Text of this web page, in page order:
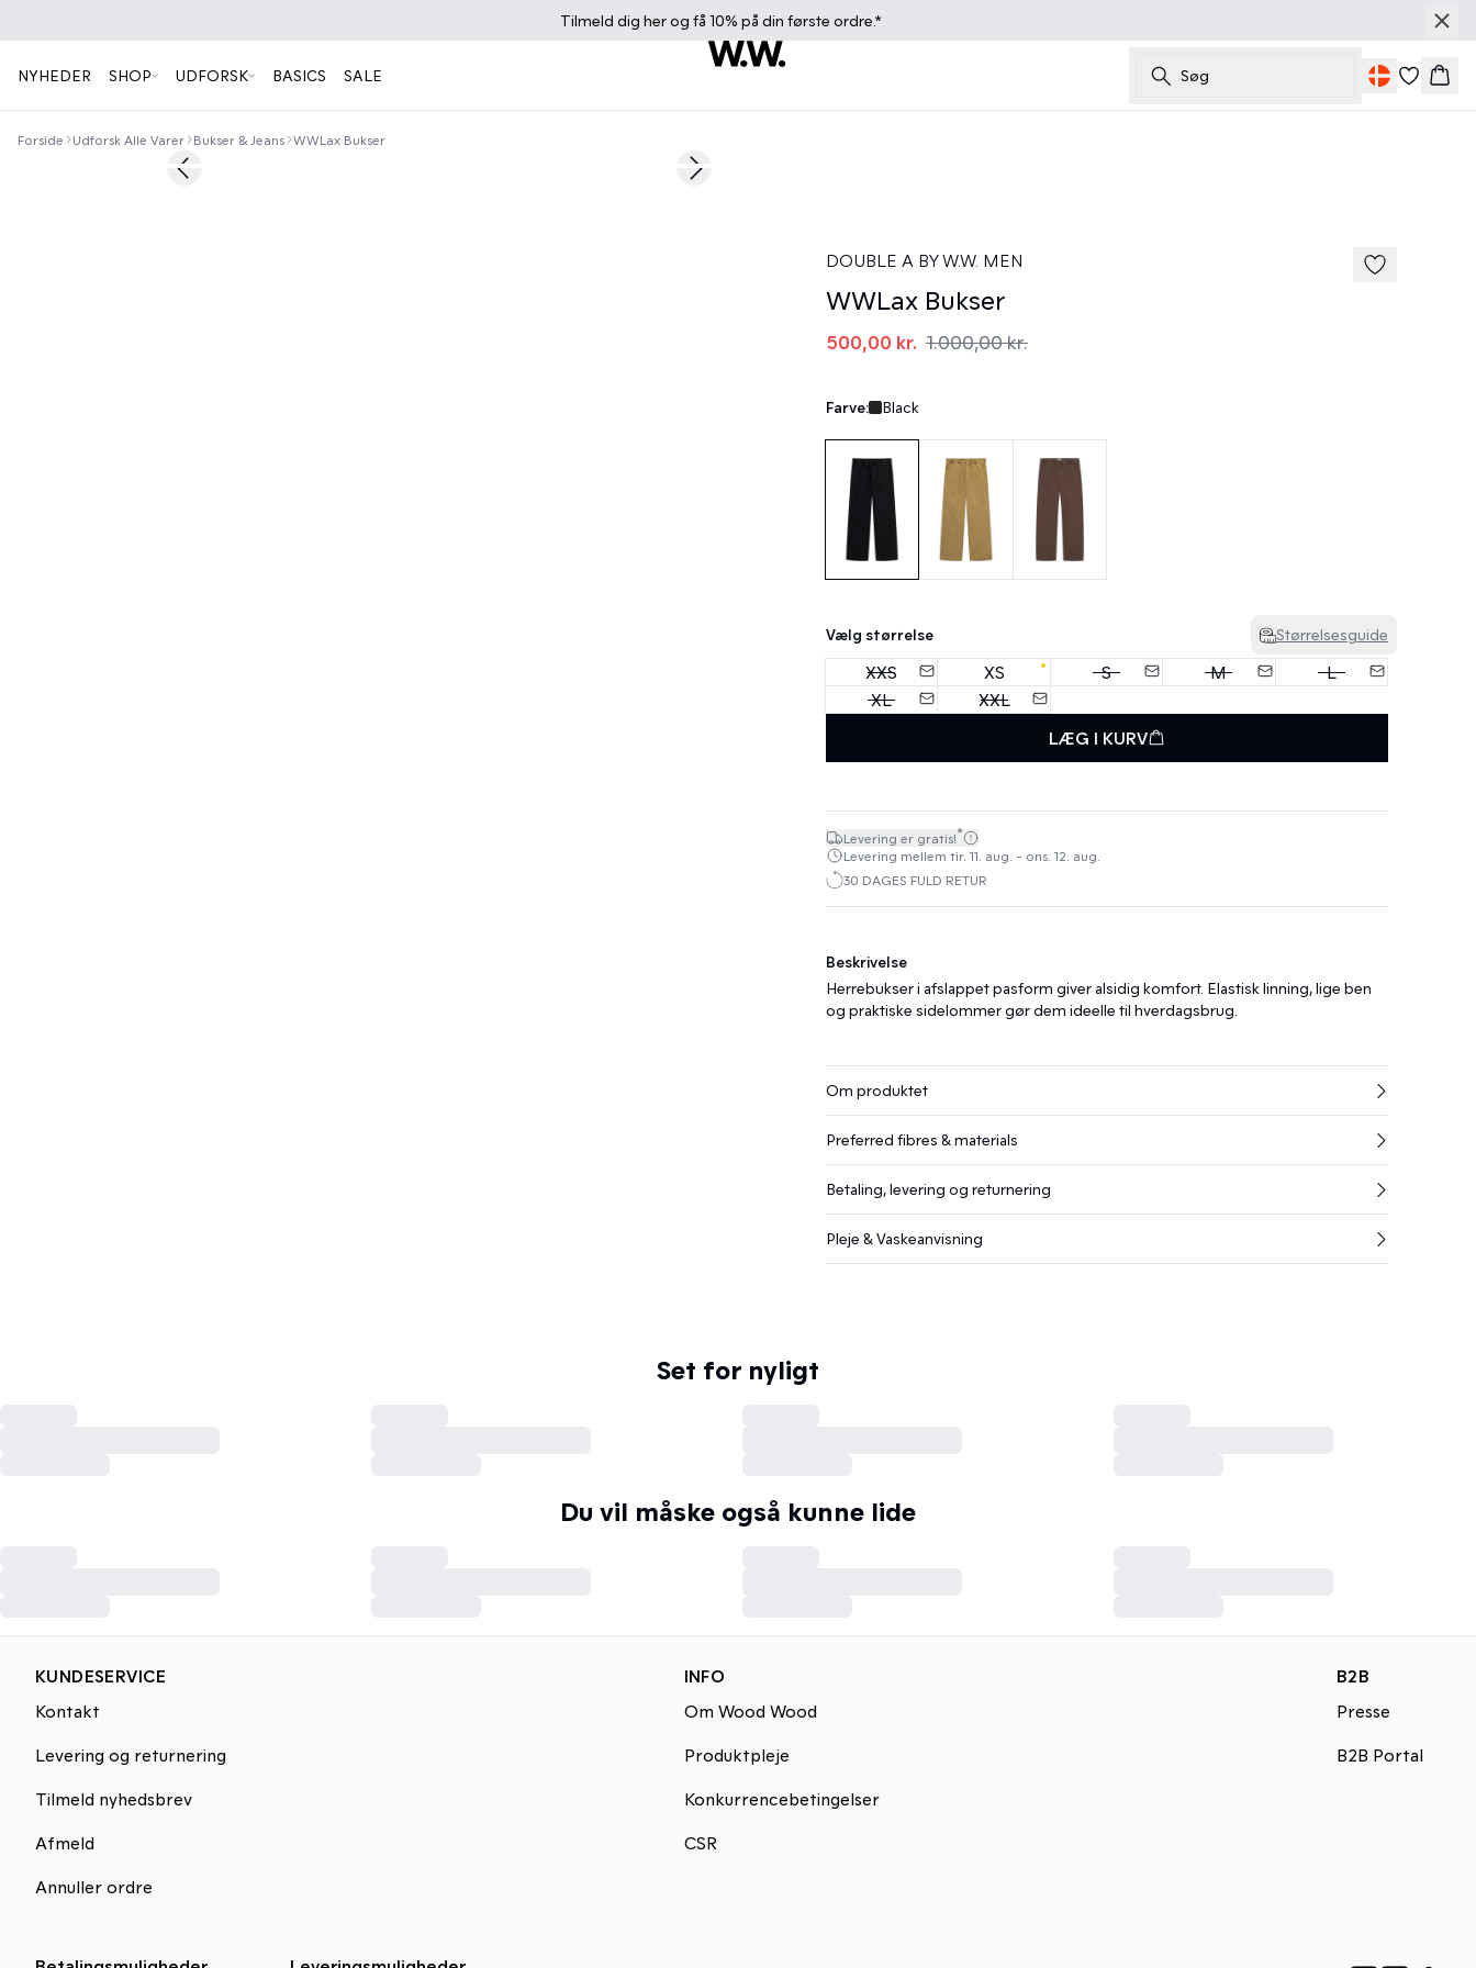
Tilmeld dig herog få 10% på din første ordre.*
NYHEDER SHOP UDFORSK BASICS SALE Søg Kurv
Forside Udforsk Alle Varer Bukser & Jeans WWLax Bukser
50%Previous slide Next slide
DOUBLE A BY W.W. MEN
WWLax Bukser
500,00 kr. 1.000,00 kr.
Farve: Black
Vælg størrelse Størrelsesguide
XXS XS S M
L
XL
XXL
LÆG I KURV
Levering er gratis!*
Levering mellem tir. 11. aug. - ons. 12. aug.
30 DAGES FULD RETUR
Beskrivelse
Herrebukser i afslappet pasform giver alsidig komfort. Elastisk linning, lige ben
og praktiske sidelommer gør dem ideelle til hverdagsbrug.
Om produktet
Preferred fibres & materials
Betaling, levering og returnering
Pleje & Vaskeanvisning
Set for nyligt
Du vil måske også kunne lide
KUNDESERVICE
Kontakt
Levering og returnering
Tilmeld nyhedsbrev
Afmeld
Annuller ordre
INFO
Om Wood Wood
Produktpleje
Konkurrencebetingelser
CSR
B2B
Presse
B2B Portal